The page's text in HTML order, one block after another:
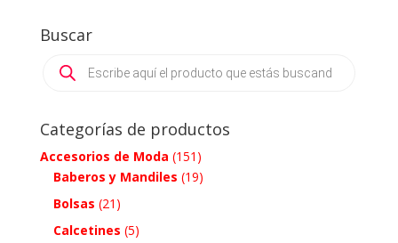
Buscar
search
Categorías de productos
Accesorios de Moda (151)
Baberos y Mandiles (19)
Bolsas (21)
Calcetines (5)